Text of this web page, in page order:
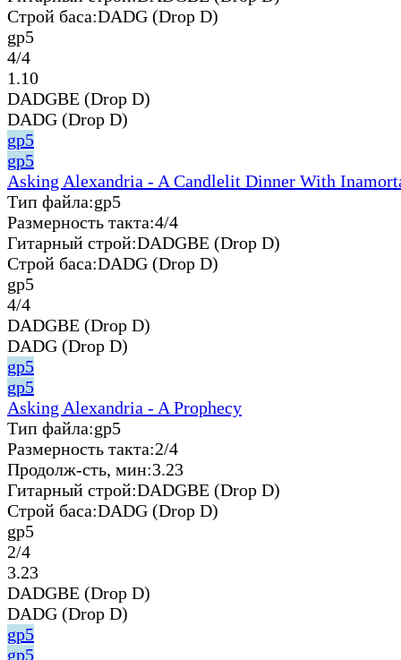
Строй баса:DADG (Drop D)
gp5
4/4
1.10
DADGBE (Drop D)
DADG (Drop D)
gp5
gp5
Asking Alexandria - A Candlelit Dinner With
Тип файла:gp5
Размерность такта:4/4
Гитарный строй:DADGBE (Drop D)
Строй баса:DADG (Drop D)
gp5
4/4
DADGBE (Drop D)
DADG (Drop D)
gp5
gp5
Asking Alexandria - A Prophecy
Тип файла:gp5
Размерность такта:2/4
Продолж-сть, мин:3.23
Гитарный строй:DADGBE (Drop D)
Строй баса:DADG (Drop D)
gp5
2/4
3.23
DADGBE (Drop D)
DADG (Drop D)
gp5
gp5